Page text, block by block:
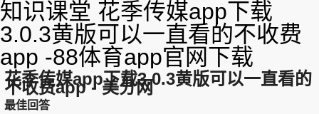
知识课堂 花季传媒app下载
3.0.3黄版可以一直看的不收费
app -88体育app官网下载
花季传媒app下载3.0.3黄版可以一直看的
不收费app - 美分网
最佳回答